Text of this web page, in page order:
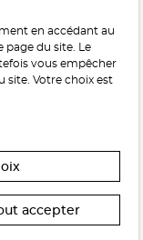
alcooliques
ans
au moment
ET L. 3353-3
en accédant au
page du site. Le
vous empêcher
site. Votre choix est
accepter